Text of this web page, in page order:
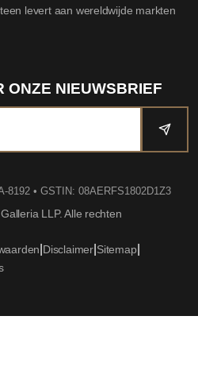
levert aan wereldwijde markten
ONZE NIEUWSBRIEF
8192 • GSTIN: 08AERFS1802D1Z3
LLP. Alle rechten
Disclaimer Sitemap|